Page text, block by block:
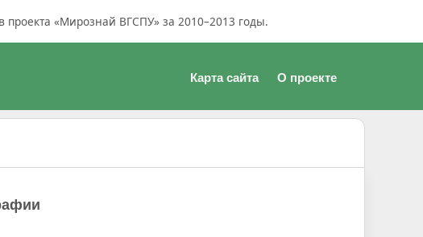
проекта «Мирознай ВГСПУ» за 2010–2013 годы.
Карта сайта О проекте